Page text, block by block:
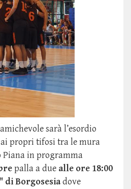
sarà l’esordio
propri tifosi tra le mura
Piana in programma
palla a due alle ore 18:00
di Borgosesiadove